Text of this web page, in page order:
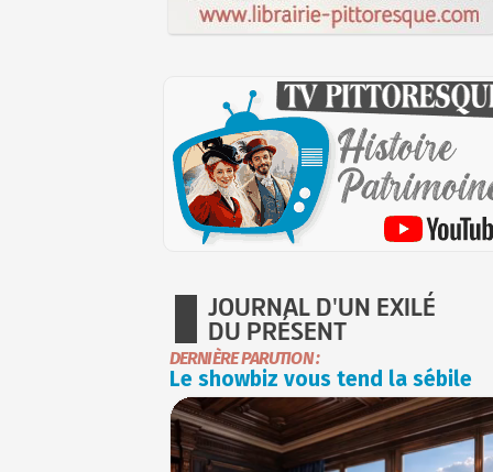
JOURNAL D'UN EXILÉ
DU PRÉSENT
DERNIÈRE PARUTION :
Le showbiz vous tend la sébile